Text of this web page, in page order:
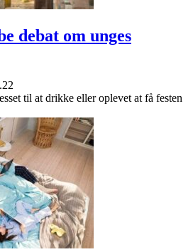
debat om unges
til at drikke eller oplevet at få festen